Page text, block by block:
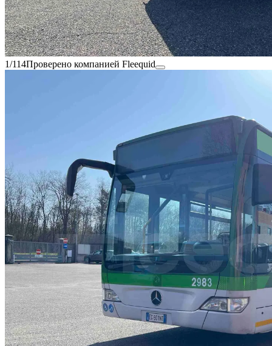
1/114Проверено компанией Fleequid